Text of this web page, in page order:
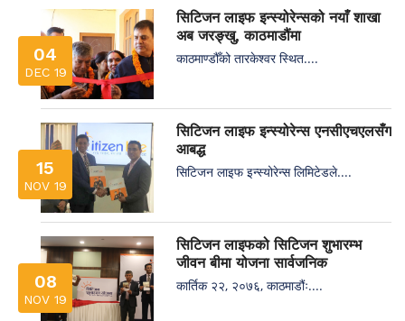
04
DEC 19
सिटिजन लाइफ इन्स्योरेन्सको नयाँ शाखा
अब जरङ्खु, काठमाडौंमा
काठमाण्डौँको तारकेश्वर स्थित....
15
NOV 19
सिटिजन लाइफ इन्स्योरेन्स एनसीएचएलसँग
आबद्ध
सिटिजन लाइफ इन्स्योरेन्स लिमिटेडले....
08
NOV 19
सिटिजन लाइफको सिटिजन शुभारम्भ
जीवन बीमा योजना सार्वजनिक
कार्तिक २२, २०७६, काठमाडौंः....